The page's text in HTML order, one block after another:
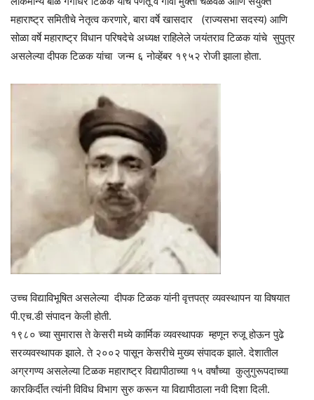
महाराष्ट्र समितीचे नेतृत्व करणारे, बारा वर्षे खासदार (राज्यसभा सदस्य) आणि
सोळा वर्षे महाराष्ट्र विधान परिषदेचे अध्यक्ष राहिलेले जयंतराव टिळक यांचे सुपुत्र
असलेल्या दीपक टिळक यांचा जन्म ६ नोव्हेंबर १९५२ रोजी झाला होता.
उच्च विद्याविभूषित असलेल्या दीपक टिळक यांनी वृत्तपत्र व्यवस्थापन या विषयात
पी.एच.डी संपादन केली होती.
१९८० च्या सुमारास ते केसरी मध्ये कार्मिक व्यवस्थापक म्हणून रुजू होऊन पुढे
सरव्यवस्थापक झाले. ते २००२ पासून केसरीचे मुख्य संपादक झाले. देशातील
अग्रगण्य असलेल्या टिळक महाराष्ट्र विद्यापीठाच्या १५ वर्षांच्या कुलुगुरूपदाच्या
कारकिर्दीत त्यांनी विविध विभाग सुरु करून या विद्यापीठाला नवी दिशा दिली.